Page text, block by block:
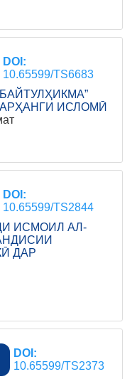
DOI:
10.65599/TS6683
ИСЛОМӢ
DOI:
10.65599/TS2844
ИСМОИЛ АЛ-
ДАР
DOI:
10.65599/TS2373